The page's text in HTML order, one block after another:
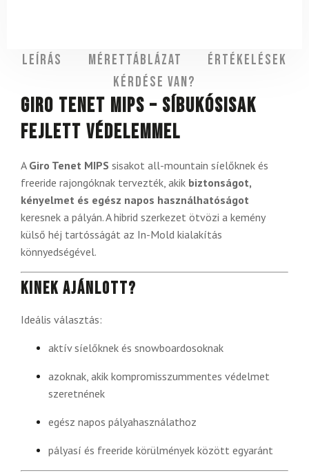
Leírás Mérettáblázat
Értékelések
Kérdése van?
Giro Tenet MIPS – síbukósisak
fejlett védelemmel
A Giro Tenet MIPS sisakot all-mountain síelőknek és
freeride rajongóknak tervezték, akik biztonságot,
kényelmet és egész napos használhatóságot
keresnek a pályán. A hibrid szerkezet ötvözi a kemény
külső héj tartósságát az In-Mold kialakítás
könnyedségével.
Kinek ajánlott?
Ideális választás:
aktív síelőknek és snowboardosoknak
azoknak, akik kompromisszummentes védelmet
szeretnének
egész napos pályahasználathoz
pályasí és freeride körülmények között egyaránt